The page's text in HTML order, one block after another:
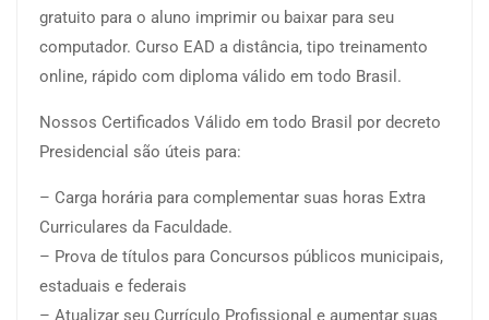
gratuito para o aluno imprimir ou baixar para seu
computador. Curso EAD a distância, tipo treinamento
online, rápido com diploma válido em todo Brasil.
Nossos Certificados Válido em todo Brasil por decreto
Presidencial são úteis para:
– Carga horária para complementar suas horas Extra
Curriculares da Faculdade.
– Prova de títulos para Concursos públicos municipais,
estaduais e federais
– Atualizar seu Currículo Profissional e aumentar suas